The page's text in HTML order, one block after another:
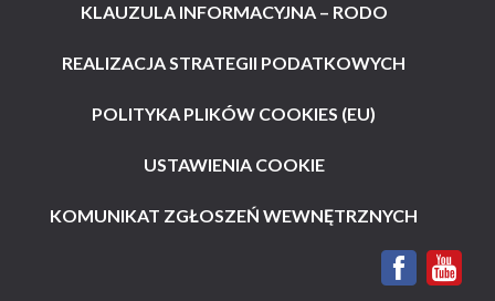
KLAUZULA INFORMACYJNA – RODO
REALIZACJA STRATEGII PODATKOWYCH
POLITYKA PLIKÓW COOKIES (EU)
USTAWIENIA COOKIE
KOMUNIKAT ZGŁOSZEŃ WEWNĘTRZNYCH